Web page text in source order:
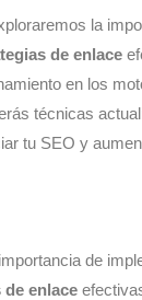
la
de enlace
en los
técnicas
tu SEO y
de
enlace